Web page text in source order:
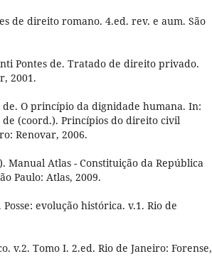
de direito romano. 4.ed. rev. e aum. São
Pontes de. Tratado de direito privado.
2001.
de. O princípio da dignidade humana. In:
de (coord.). Princípios do direito civil
Renovar, 2006.
Manual Atlas - Constituição da República
Paulo: Atlas, 2009.
Posse: evolução histórica. v.1. Rio de
v.2. Tomo I. 2.ed. Rio de Janeiro: Forense,